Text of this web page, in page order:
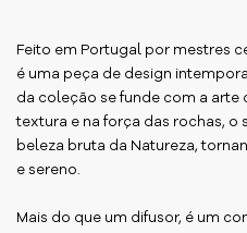
Feito em Portugal por mestres
é uma peça de design
da coleção se funde com a arte
textura e na força das rochas, o
beleza bruta da Natureza,
e sereno.
Mais do que um difusor, é um